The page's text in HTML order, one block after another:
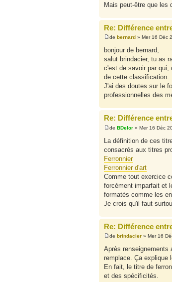
Mais peut-être que les
Re: Différence
de bernard» Mer 16 Déc
bonjour de bernard,
salut brindacier, tu as
c'est de savoir par qui,
de cette classification.
J'ai des doutes sur le
professionnelles des
Re: Différence
de BDelor» Mer 16 Déc
La définition de ces
consacrés aux titres
Ferronnier
Ferronnier d'art
Comme tout exercice
forcément imparfait et
formatés comme les
Je crois qu'il faut
Re: Différence
de brindacier» Mer 16
Après renseignements
remplace. Ça explique
En fait, le titre de
et des spécificités.